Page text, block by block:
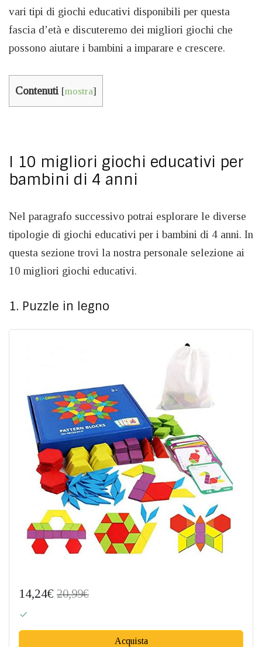
vari tipi di giochi educativi disponibili per questa
fascia d’età e discuteremo dei migliori giochi che
possono aiutare i bambini a imparare e crescere.
Contenuti [mostra]
I 10 migliori giochi educativi per
bambini di 4 anni
Nel paragrafo successivo potrai esplorare le diverse
tipologie di giochi educativi per i bambini di 4 anni. In
questa sezione trovi la nostra personale selezione ai
10 migliori giochi educativi.
1. Puzzle in legno
14,24€ 20,99€
Acquista